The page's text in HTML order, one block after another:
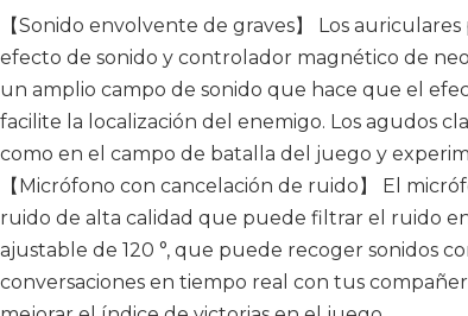
【Sonido envolvente de graves】 Los
efecto de sonido y controlador magnético de
un amplio campo de sonido que hace que el
facilite la localización del enemigo. Los agudos
como en el campo de batalla del juego y
【Micrófono con cancelación de ruido】 El
ruido de alta calidad que puede filtrar el ruido
ajustable de 120 °, que puede recoger sonidos
conversaciones en tiempo real con tus